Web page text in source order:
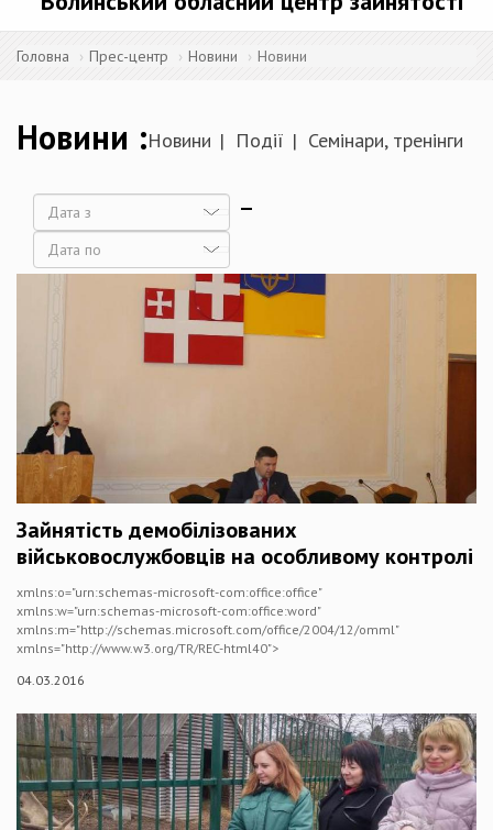
Головна Прес-центр Новини Новини
Новини Новини Події Семінари, тренінги
Дата
Дата
Зайнятість демобілізованих
військовослужбовців на особливому контролі
xmlns:o="urn:schemas-microsoft-com:office:office"
xmlns:w="urn:schemas-microsoft-com:office:word"
xmlns:m="http://schemas.microsoft.com/office/2004/12/omml"
xmlns="http://www.w3.org/TR/REC-html40">
04.03.2016